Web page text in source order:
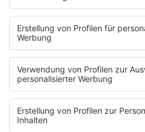
SPOTIFY
STARTSEITE
PRESSE & KONTAKT